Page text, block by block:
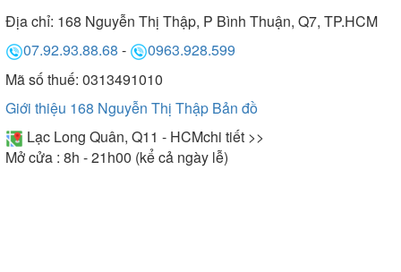
Địa chỉ: 168 Nguyễn Thị Thập, P Bình Thuận, Q7, TP.HCM
07.92.93.88.68 -
0963.928.599
Mã số thuế: 0313491010
Giới thiệu 168 Nguyễn Thị Thập Bản đồ
Lạc Long Quân, Q11 - HCMchi tiết >>
Mở cửa : 8h - 21h00 (kể cả ngày lễ)